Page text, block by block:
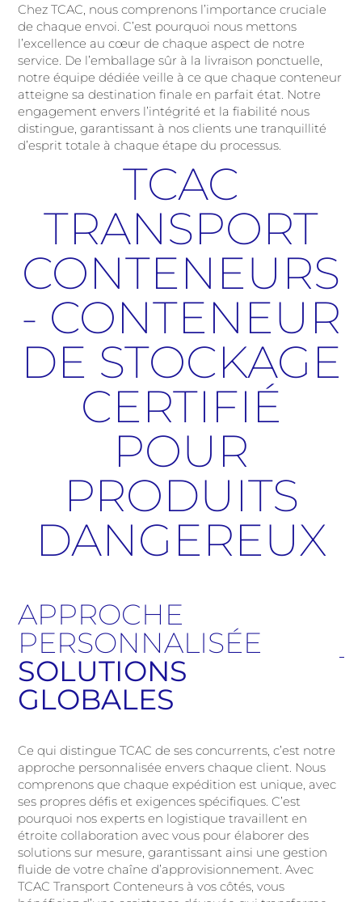
Chez TCAC, nous comprenons l’importance cruciale
de chaque envoi. C’est pourquoi nous mettons
l’excellence au cœur de chaque aspect de notre
service. De l’emballage sûr à la livraison ponctuelle,
notre équipe dédiée veille à ce que chaque conteneur
atteigne sa destination finale en parfait état. Notre
engagement envers l’intégrité et la fiabilité nous
distingue, garantissant à nos clients une tranquillité
d’esprit totale à chaque étape du processus.
TCAC
TRANSPORT
CONTENEURS
- CONTENEUR
DE STOCKAGE
CERTIFIÉ
POUR
PRODUITS
DANGEREUX
APPROCHE
PERSONNALISÉE
SOLUTIONS
GLOBALES
Ce qui distingue TCAC de ses concurrents, c’est notre
approche personnalisée envers chaque client. Nous
comprenons que chaque expédition est unique, avec
ses propres défis et exigences spécifiques. C’est
pourquoi nos experts en logistique travaillent en
étroite collaboration avec vous pour élaborer des
solutions sur mesure, garantissant ainsi une gestion
fluide de votre chaîne d’approvisionnement. Avec
TCAC Transport Conteneurs à vos côtés, vous